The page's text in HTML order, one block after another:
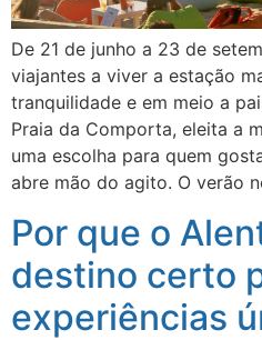
De 21 de junho a 23 de
viajantes a viver a estação
tranquilidade e em meio a
Praia da Comporta, eleita a
uma escolha para quem
abre mão do agito. O verão
Por que o
destino certo
experiências